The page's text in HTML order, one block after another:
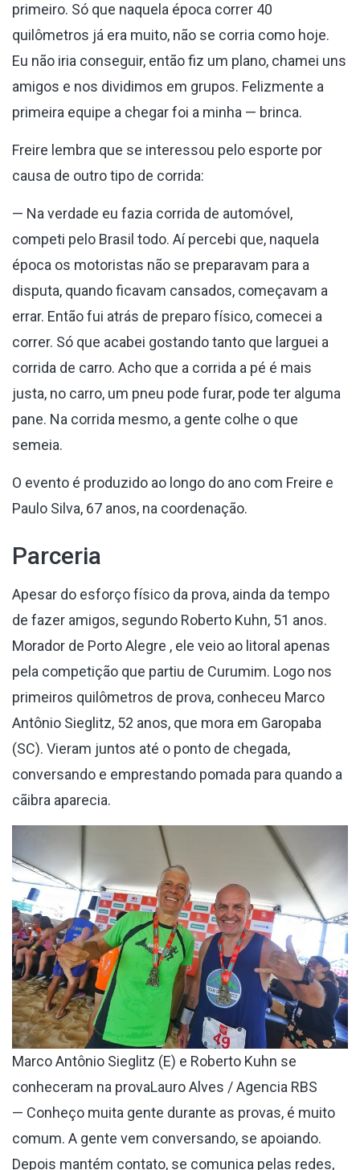
primeiro. Só que naquela época correr 40
quilômetros já era muito, não se corria como hoje.
Eu não iria conseguir, então fiz um plano, chamei uns
amigos e nos dividimos em grupos. Felizmente a
primeira equipe a chegar foi a minha — brinca.
Freire lembra que se interessou pelo esporte por
causa de outro tipo de corrida:
— Na verdade eu fazia corrida de automóvel,
competi pelo Brasil todo. Aí percebi que, naquela
época os motoristas não se preparavam para a
disputa, quando ficavam cansados, começavam a
errar. Então fui atrás de preparo físico, comecei a
correr. Só que acabei gostando tanto que larguei a
corrida de carro. Acho que a corrida a pé é mais
justa, no carro, um pneu pode furar, pode ter alguma
pane. Na corrida mesmo, a gente colhe o que
semeia.
O evento é produzido ao longo do ano com Freire e
Paulo Silva, 67 anos, na coordenação.
Parceria
Apesar do esforço físico da prova, ainda da tempo
de fazer amigos, segundo Roberto Kuhn, 51 anos.
Morador de Porto Alegre , ele veio ao litoral apenas
pela competição que partiu de Curumim. Logo nos
primeiros quilômetros de prova, conheceu Marco
Antônio Sieglitz, 52 anos, que mora em Garopaba
(SC). Vieram juntos até o ponto de chegada,
conversando e emprestando pomada para quando a
cãibra aparecia.
Marco Antônio Sieglitz (E) e Roberto Kuhn se
conheceram na provaLauro Alves / Agencia RBS
— Conheço muita gente durante as provas, é muito
comum. A gente vem conversando, se apoiando.
Depois mantém contato, se comunica pelas redes,